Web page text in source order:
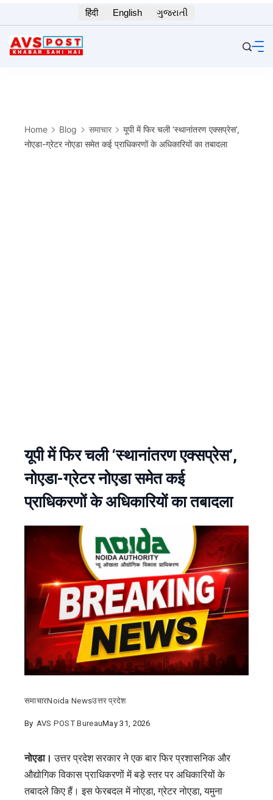
to
content
हिंदी English ગુજરાતી
Home Blog समाचार
यूपी में फिर चली ‘स्थानांतरण एक्सप्रेस’,
नोएडा-ग्रेटर नोएडा समेत कई प्राधिकरणों के अधिकारियों का तबादला
यूपी में फिर चली ‘स्थानांतरण एक्सप्रेस’,
नोएडा-ग्रेटर नोएडा समेत कई
प्राधिकरणों के अधिकारियों का तबादला
समाचारNoida Newsउत्तर प्रदेश
By AVS POST BureauMay 31, 2026
नोएडा। उत्तर प्रदेश सरकार ने एक बार फिर प्रशासनिक और
औद्योगिक विकास प्राधिकरणों में बड़े स्तर पर अधिकारियों के
तबादले किए हैं। इस फेरबदल में नोएडा, ग्रेटर नोएडा, यमुना